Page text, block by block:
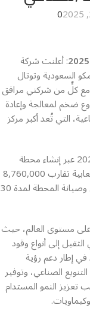
0
: أعلنت شركة
السعودية وتوتال
اتفاقية استراتيجية مدتها 30 عاماً مع كلٍّ من شركتي مرافق
ضخم لمعالجة وإعادة
التي تُعد أكبر مركز
وسيتم إطلاق المبادرة خلال الربع الثالث من عام 2028 عبر إنشاء محطة
حديثة بقيمة 500 مليون دولار أمريكي، بقدرة استيعابية تقارب 8,760,000
متر مكعب سنوياً، على أن تشمل الاتفاقية تشغيل وصيانة المحطة لمدة 30
مستوى العالم، حيث
الثقيل إلى أنواع وقود
في إطار دعم رؤية
إلى تعزيز التنويع الصناعي، وتوفير
تعزيز النمو المستدام